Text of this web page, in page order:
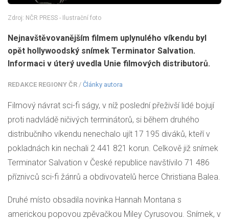
Zdroj: NČR PRESS - Ilustrační foto
Nejnavštěvovanějším filmem uplynulého víkendu byl
opět hollywoodský snímek Terminator Salvation.
Informaci v úterý uvedla Unie filmových distributorů.
REDAKCE REGIONY ČR / Články autora
Filmový návrat sci-fi ságy, v níž poslední přeživší lidé bojují
proti nadvládě ničivých terminátorů, si během druhého
distribučního víkendu nenechalo ujít 17 195 diváků, kteří v
pokladnách kin nechali 2 441 821 korun. Celkově již snímek
Terminator Salvation v České republice navštívilo 71 486
příznivců sci-fi žánrů a obdivovatelů herce Christiana Balea.
Druhé místo obsadila novinka Hannah Montana s
americkou popovou zpěvačkou Miley Cyrusovou. Snímek, v